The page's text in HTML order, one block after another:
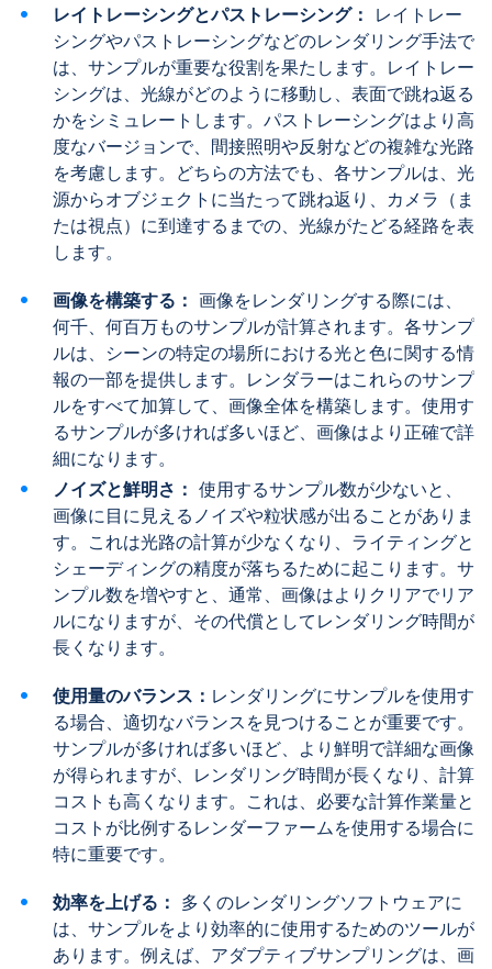
レイトレーシングとパストレーシング：
レイトレー
シングやパストレーシングなどのレンダリング手法で
は、サンプルが重要な役割を果たします。レイトレー
シングは、光線がどのように移動し、表面で跳ね返る
かをシミュレートします。パストレーシングはより高
度なバージョンで、間接照明や反射などの複雑な光路
を考慮します。どちらの方法でも、各サンプルは、光
源からオブジェクトに当たって跳ね返り、カメラ（ま
たは視点）に到達するまでの、光線がたどる経路を表
します。
画像を構築する： 画像をレンダリングする際には、
何千、何百万ものサンプルが計算されます。各サンプ
ルは、シーンの特定の場所における光と色に関する情
報の一部を提供します。レンダラーはこれらのサンプ
ルをすべて加算して、画像全体を構築します。使用す
るサンプルが多ければ多いほど、画像はより正確で詳
細になります。
ノイズと鮮明さ： 使用するサンプル数が少ないと、
画像に目に見えるノイズや粒状感が出ることがありま
す。これは光路の計算が少なくなり、ライティングと
シェーディングの精度が落ちるために起こります。サ
ンプル数を増やすと、通常、画像はよりクリアでリア
ルになりますが、その代償としてレンダリング時間が
長くなります。
使用量のバランス： レンダリングにサンプルを使用す
る場合、適切なバランスを見つけることが重要です。
サンプルが多ければ多いほど、より鮮明で詳細な画像
が得られますが、レンダリング時間が長くなり、計算
コストも高くなります。これは、必要な計算作業量と
コストが比例するレンダーファームを使用する場合に
特に重要です。
効率を上げる： 多くのレンダリングソフトウェアに
は、サンプルをより効率的に使用するためのツールが
あります。例えば、アダプティブサンプリングは、画